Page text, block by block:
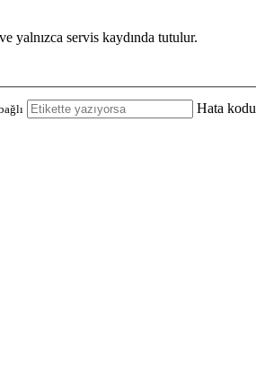
yalnızca servis kaydında tutulur.
Hata kodu